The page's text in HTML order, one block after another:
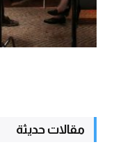
مقالات حديثة